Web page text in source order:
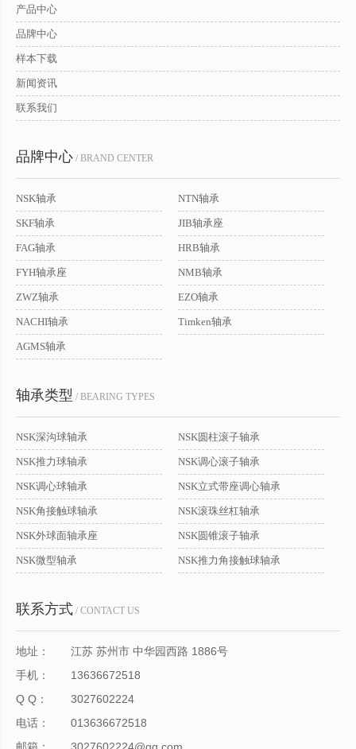
产品中心
品牌中心
样本下载
新闻资讯
联系我们
品牌中心 / BRAND CENTER
NSK轴承 NTN轴承
SKF轴承 JIB轴承座
FAG轴承 HRB轴承
FYH轴承座 NMB轴承
ZWZ轴承 EZO轴承
NACHI轴承 Timken轴承
AGMS轴承
轴承类型 / BEARING TYPES
NSK深沟球轴承 NSK圆柱滚子轴承
NSK推力球轴承 NSK调心滚子轴承
NSK调心球轴承 NSK立式带座调心轴承
NSK角接触球轴承 NSK滚珠丝杠轴承
NSK外球面轴承座 NSK圆锥滚子轴承
NSK微型轴承 NSK推力角接触球轴承
联系方式 / CONTACT US
地址：
江苏 苏州市 中华园西路 1886号
手机：
13636672518
Q Q：
3027602224
电话：
013636672518